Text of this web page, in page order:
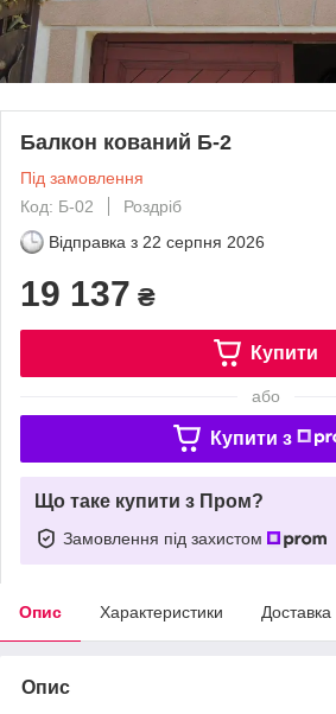
Балкон кований Б-2
Під замовлення
Код: Б-02
Роздріб
Відправка з 22 серпня 2026
19 137 ₴
Купити
або
Купити з
Що таке купити з Пром?
Замовлення під захистом
Опис Характеристики Доставка
Опис